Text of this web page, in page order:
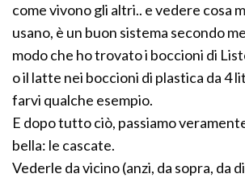
come vivono gli altri.. e vedere cosa
usano, è un buon sistema secondo
modo che ho trovato i boccioni di
o il latte nei boccioni di plastica da 4
farvi qualche esempio.
E dopo tutto ciò, passiamo
bella: le cascate.
Vederle da vicino (anzi, da sopra, da